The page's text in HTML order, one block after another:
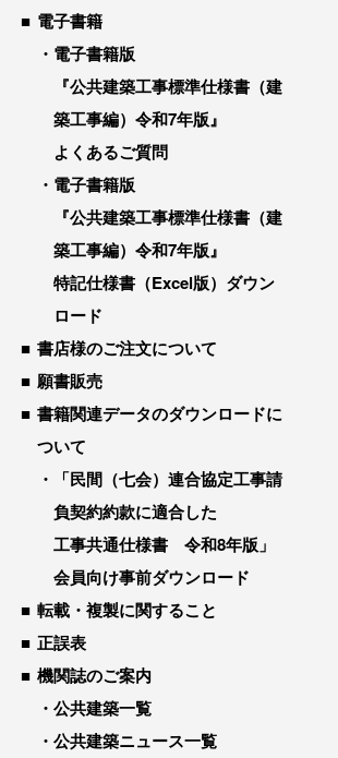
電子書籍
電子書籍版
『公共建築工事標準仕様書（建
築工事編）令和7年版』
よくあるご質問
電子書籍版
『公共建築工事標準仕様書（建
築工事編）令和7年版』
特記仕様書（Excel版）ダウン
ロード
書店様のご注文について
願書販売
書籍関連データのダウンロードに
ついて
「民間（七会）連合協定工事請
負契約約款に適合した
工事共通仕様書 令和8年版」
会員向け事前ダウンロード
転載・複製に関すること
正誤表
機関誌のご案内
公共建築一覧
公共建築ニュース一覧